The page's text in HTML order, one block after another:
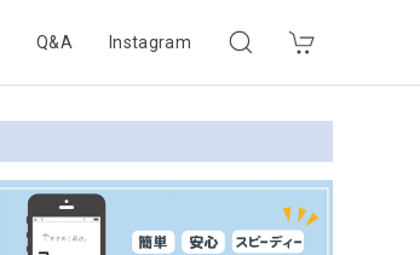
Q&A Instagram